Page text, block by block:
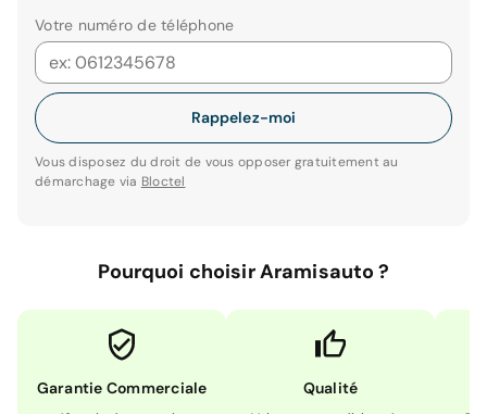
Votre numéro de téléphone
Rappelez-moi
Vous disposez du droit de vous opposer gratuitement au
démarchage via Bloctel
Pourquoi choisir Aramisauto ?
Garantie Commerciale Qualité